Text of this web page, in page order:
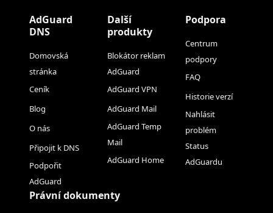
AdGuard
DNS
Domovská
stránka
Ceník
Blog
O nás
Připojit k DNS
Podpořit
AdGuard
Další
produkty
Blokátor reklam
AdGuard
AdGuard VPN
AdGuard Mail
AdGuard Temp
Mail
AdGuard Home
Podpora
Centrum
podpory
FAQ
Historie verzí
Nahlásit
problém
Status
AdGuardu
Právní dokumenty